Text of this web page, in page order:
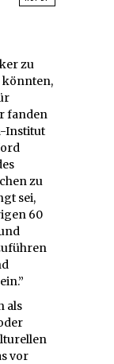
zu
könnten,
fanden
Institut
zu
sei,
60
als
vor